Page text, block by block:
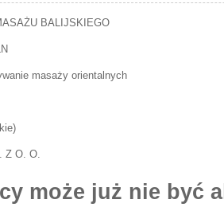
BALIJSKIEGO
masaży orientalnych
)
Z O. O.
może już nie być